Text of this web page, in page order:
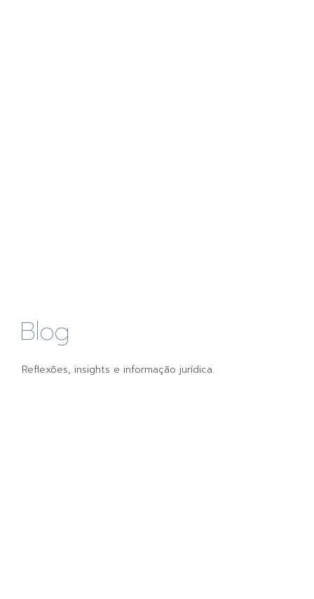
Blog
Reflexões, insights e informação jurídica.